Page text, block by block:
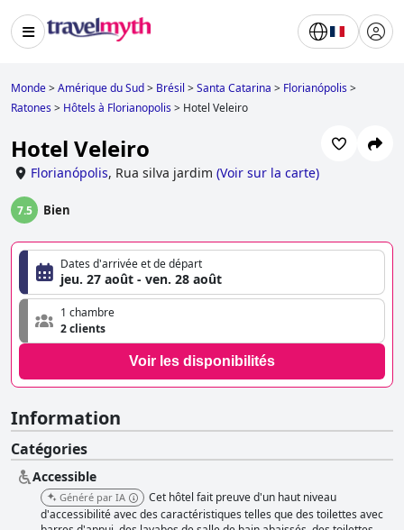
Monde>Amérique du Sud> Brésil >Santa Catarina > Florianópolis>
Ratones> Hôtels à Florianopolis> Hotel Veleiro
Hotel Veleiro
Florianópolis, Rua silva jardim (Voir sur la carte)
7.5 Bien
Dates d'arrivée et de départ
jeu. 27 août - ven. 28 août
1 chambre
2 clients
Voir les disponibilités
Information
Catégories
Accessible
Généré par IA
Cet hôtel fait preuve d'un haut niveau
d'accessibilité avec des caractéristiques telles que des toilettes avec